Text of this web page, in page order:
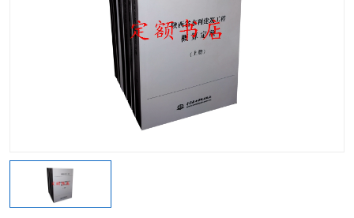
煤矿图书
铁路建设工程预算定额
电力行业工程预算定额 石油化工安装预算定额
新石油化工检修定额
石油建设安装工程预算定
山东省工程预算定额